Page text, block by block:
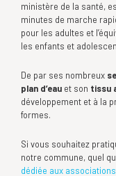
ministère de la santé,
minutes de marche
pour les adultes et
les enfants et
De par ses nombreux
plan d’eau et son tissu
développement et à la
formes.
Si vous souhaitez
notre commune, quel
dédiée aux